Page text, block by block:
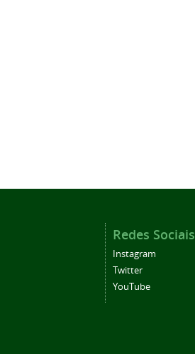
Redes Sociais
Instagram
Twitter
YouTube